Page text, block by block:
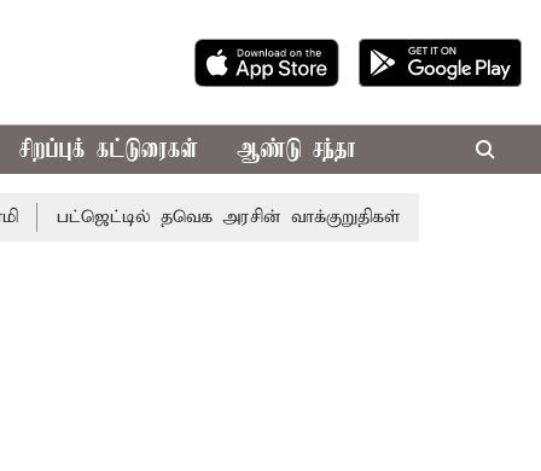
சிறப்புக் கட்டுரைகள் ஆண்டு சந்தா
தவெக அரசின் வாக்குறுதிகள் இல்லை - எடப்பாடி